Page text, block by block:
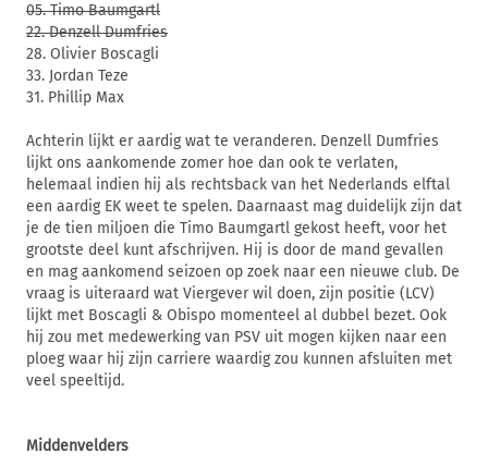
05. Timo Baumgartl
22. Denzell Dumfries
28. Olivier Boscagli
33. Jordan Teze
31. Phillip Max
Achterin lijkt er aardig wat te veranderen. Denzell Dumfries
lijkt ons aankomende zomer hoe dan ook te verlaten,
helemaal indien hij als rechtsback van het Nederlands elftal
een aardig EK weet te spelen. Daarnaast mag duidelijk zijn dat
je de tien miljoen die Timo Baumgartl gekost heeft, voor het
grootste deel kunt afschrijven. Hij is door de mand gevallen
en mag aankomend seizoen op zoek naar een nieuwe club. De
vraag is uiteraard wat Viergever wil doen, zijn positie (LCV)
lijkt met Boscagli & Obispo momenteel al dubbel bezet. Ook
hij zou met medewerking van PSV uit mogen kijken naar een
ploeg waar hij zijn carriere waardig zou kunnen afsluiten met
veel speeltijd.
Middenvelders